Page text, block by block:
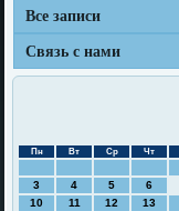
Все записи
Связь с нами
Пн Вт Ср Чт
3
4 5 6
10
11 12 13